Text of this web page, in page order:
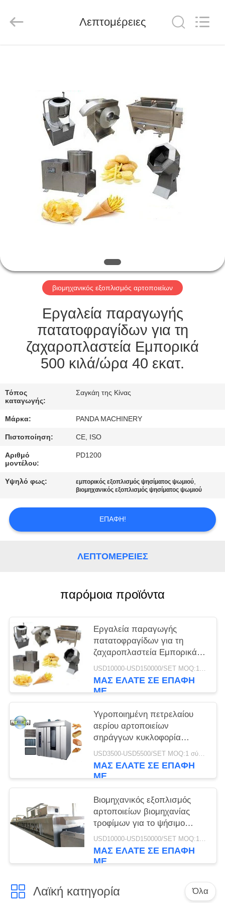
ΠΕΡΊΠΟΥ
ΓΎΡΟΣ
ΕΡΓΟΣΤΑΣΊΩΝ
ΠΟΙΟΤΙΚΌΣ
ΈΛΕΓΧΟΣ
ΜΑΣ
ΕΛΆΤΕ
ΕΠΑΦΉ
ΕΙΔΉΣΕΙΣ
ΖΗΤΉΣΤΕ
ΈΝΑ
ΑΠΌΣΠΑΣΜΑ
SITEMAP
PRIVACY
POLICY
Rights
Reserved.
ECER
Λεπτομέρειες
βιομηχανικός εξοπλισμός αρτοποιείων
Εργαλεία παραγωγής
πατατοφραγίδων για τη
ζαχαροπλαστεία Εμπορικά
500 κιλά/ώρα 40 εκατ.
Τόπος
καταγωγής:
Σαγκάη της Κίνας
Μάρκα: PANDA MACHINERY
Πιστοποίηση: CE, ISO
Αριθμό
μοντέλου:
PD1200
Υψηλό φως: εμπορικός εξοπλισμός ψησίματος ψωμιού,
βιομηχανικός εξοπλισμός ψησίματος ψωμιού
ΕΠΑΦΉ!
ΛΕΠΤΟΜΈΡΕΙΕΣ
παρόμοια προϊόντα
Εργαλεία παραγωγής
πατατοφραγίδων για τη
ζαχαροπλαστεία Εμπορικά
500 κιλά/ώρα 40 εκατ.
ΜΑΣ ΕΛΆΤΕ ΣΕ ΕΠΑΦΉ
ΜΕ
Υγροποιημένη πετρελαίου
αερίου αρτοποιείων
σηράγγων κυκλοφορία
ζεστού αέρα φούρνων
περιστροφική
USD3500-USD5500/SET MOQ:1 σύνολο
ΜΑΣ ΕΛΆΤΕ ΣΕ ΕΠΑΦΉ
ΜΕ
Βιομηχανικός εξοπλισμός
αρτοποιείων βιομηχανίας
τροφίμων για το ψήσιμο
Cupcakes που
αυτοματοποιείται
USD10000-USD150000/SET MOQ:1 σύνολο
ΜΑΣ ΕΛΆΤΕ ΣΕ ΕΠΑΦΉ
ΜΕ
Λαϊκή κατηγορία Όλα